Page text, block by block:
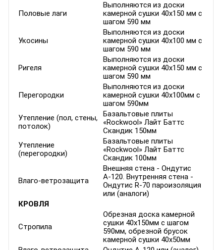
Половые лаги
Выполняются из доски
камерной сушки 40х150 мм с
шагом 590 мм
Укосины
Выполняются из доски
камерной сушки 40х100 мм с
шагом 590 мм
Ригеля
Выполняются из доски
камерной сушки 40х150 мм с
шагом 590 мм
Перегородки
Выполняются из доски
камерной сушки 40х100мм с
шагом 590мм
Утепление (пол, стены,
потолок)
Базальтовые плиты
«Rockwool» Лайт Баттс
Скандик 150мм
Утепление
(перегородки)
Базальтовые плиты
«Rockwool» Лайт Баттс
Скандик 100мм
Влаго-ветрозащита
Внешняя стена - Ондутис
А-120. Внутренняя стена -
Ондутис R-70 пароизоляция
или (аналоги)
КРОВЛЯ
Стропила
Обрезная доска камерной
сушки 40х150мм с шагом
590мм, обрезной брусок
камерной сушки 40х50мм